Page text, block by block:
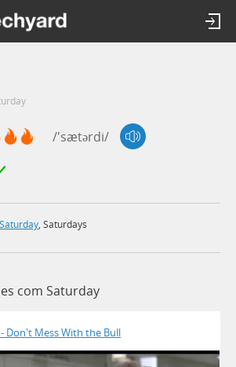
/'sætərdi/
Saturday, Saturdays
com Saturday
Don't Mess With the Bull